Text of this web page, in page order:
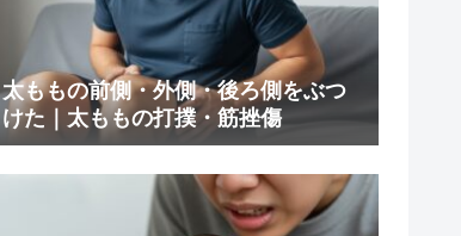
太ももの前側・外側・後ろ側をぶつ
けた｜太ももの打撲・筋挫傷